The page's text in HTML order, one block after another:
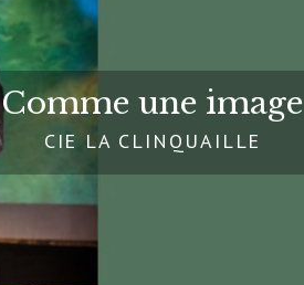
Comme une image
CIE LA CLINQUAILLE